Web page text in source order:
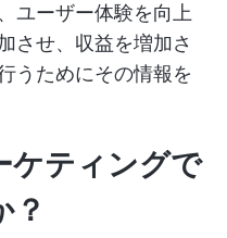
ユーザー体験を向上
させ、収益を増加さ
うためにその情報を
ケティングで
？